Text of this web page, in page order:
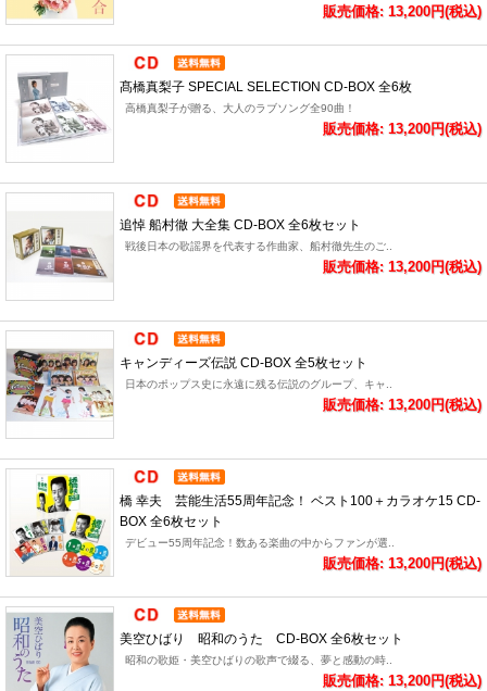
販売価格: 13,200円(税込)
髙橋真梨子 SPECIAL SELECTION CD-BOX 全6枚
高橋真梨子が贈る、大人のラブソング全90曲！
販売価格: 13,200円(税込)
追悼 船村徹 大全集 CD-BOX 全6枚セット
戦後日本の歌謡界を代表する作曲家、船村徹先生のご..
販売価格: 13,200円(税込)
キャンディーズ伝説 CD-BOX 全5枚セット
日本のポップス史に永遠に残る伝説のグループ、キャ..
販売価格: 13,200円(税込)
橋 幸夫 芸能生活55周年記念！ ベスト100＋カラオケ15 CD-
BOX 全6枚セット
デビュー55周年記念！数ある楽曲の中からファンが選..
販売価格: 13,200円(税込)
美空ひばり 昭和のうた CD-BOX 全6枚セット
昭和の歌姫・美空ひばりの歌声で綴る、夢と感動の時..
販売価格: 13,200円(税込)